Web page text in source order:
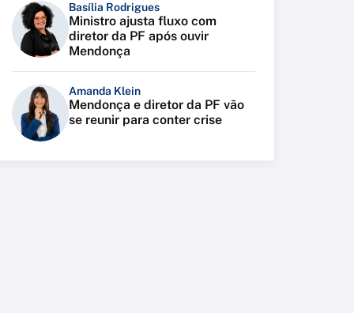
Basília Rodrigues
Ministro ajusta fluxo com
diretor da PF após ouvir
Mendonça
Amanda Klein
Mendonça e diretor da PF vão
se reunir para conter crise